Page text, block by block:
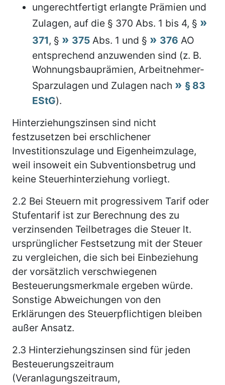
ungerechtfertigt erlangte Prämien und
Zulagen, auf die § 370 Abs. 1 bis 4, §
371, § 375 Abs. 1 und § 376 AO
entsprechend anzuwenden sind (z. B.
Wohnungsbauprämien, Arbeitnehmer-
Sparzulagen und Zulagen nach
§ 83
EStG).
Hinterziehungszinsen sind nicht
festzusetzen bei erschlichener
Investitionszulage und Eigenheimzulage,
weil insoweit ein Subventionsbetrug und
keine Steuerhinterziehung vorliegt.
2.2 Bei Steuern mit progressivem Tarif oder
Stufentarif ist zur Berechnung des zu
verzinsenden Teilbetrages die Steuer lt.
ursprünglicher Festsetzung mit der Steuer
zu vergleichen, die sich bei Einbeziehung
der vorsätzlich verschwiegenen
Besteuerungsmerkmale ergeben würde.
Sonstige Abweichungen von den
Erklärungen des Steuerpflichtigen bleiben
außer Ansatz.
2.3 Hinterziehungszinsen sind für jeden
Besteuerungszeitraum
(Veranlagungszeitraum,